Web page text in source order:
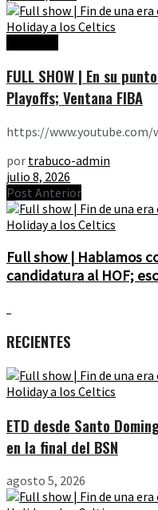
FULL SHOW | En su
Playoffs; Ventana FIBA
https://www.youtube.com/
por trabuco-admin
julio 8, 2026
Post Anterior
Full show | Hablamos
candidatura al HOF;
RECIENTES
ETD desde Santo
en la final del BSN
agosto 5, 2026